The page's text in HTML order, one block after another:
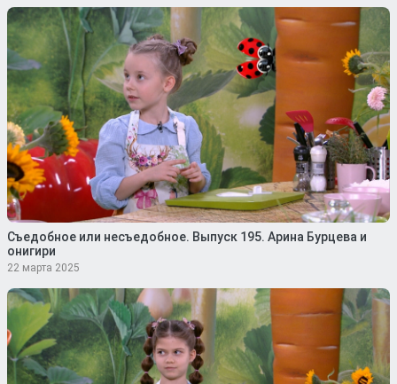
Съедобное или несъедобное. Выпуск 195. Арина Бурцева и
онигири
22 марта 2025